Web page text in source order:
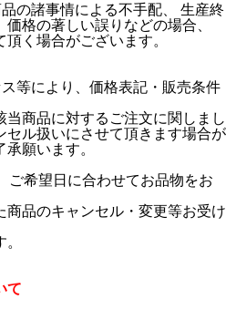
の諸事情による不手配、 生産終
格の著しい誤りなどの場合、
く場合がございます。
等により、価格表記・販売条件
商品に対するご注文に関しまし
セル扱いにさせて頂きます場合が
願います。
ご希望日に合わせてお品物をお
品のキャンセル・変更等お受け
て